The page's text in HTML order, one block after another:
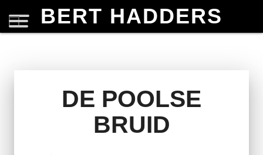
BERT HADDERS
DE POOLSE
BRUID